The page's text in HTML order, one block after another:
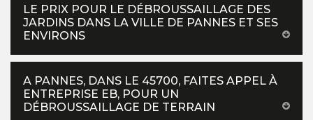
LE PRIX POUR LE DÉBROUSSAILLAGE DES
JARDINS DANS LA VILLE DE PANNES ET SES
ENVIRONS
A PANNES, DANS LE 45700, FAITES APPEL À
ENTREPRISE EB, POUR UN
DÉBROUSSAILLAGE DE TERRAIN